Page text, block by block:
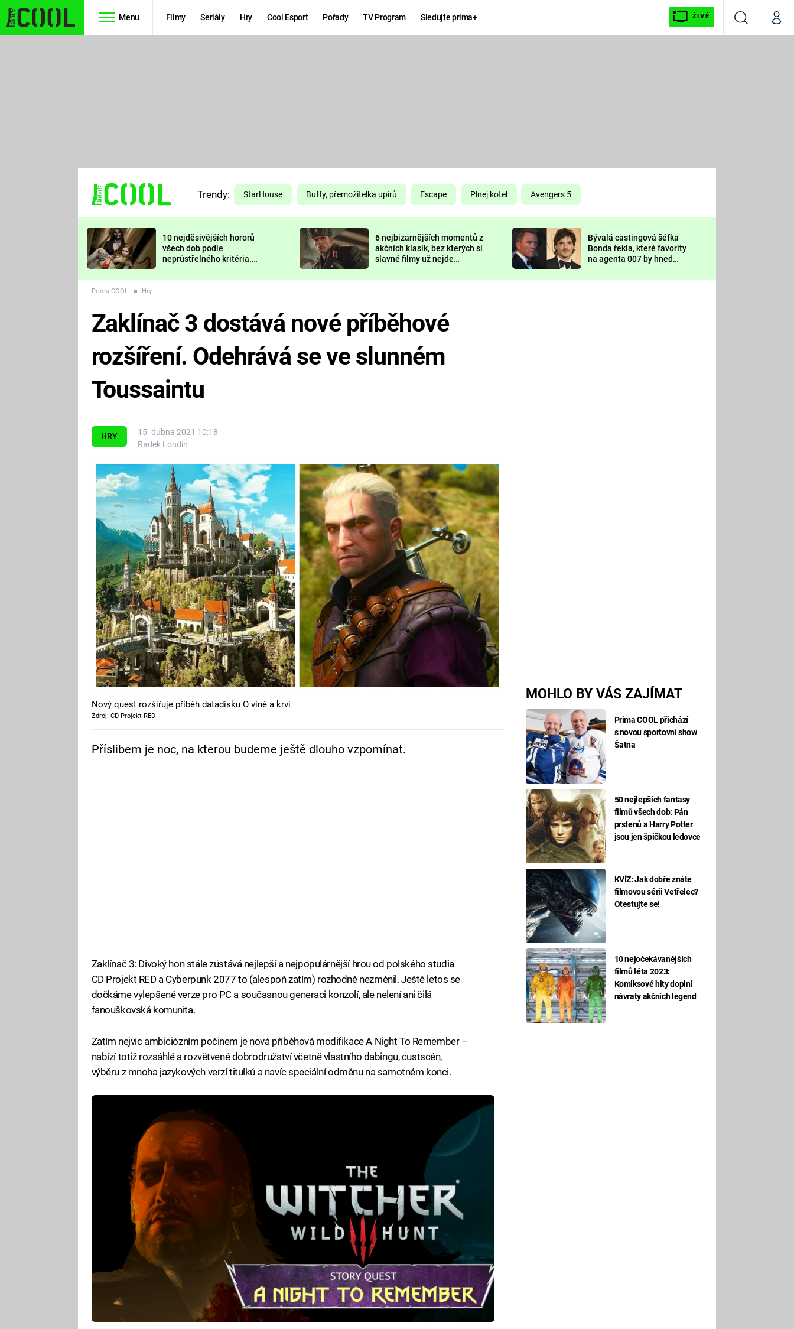
Menu Filmy Seriály Hry Cool Esport Pořady TV Program Sledujte prima+ ŽIVĚ
VyhledáváníMůj
TŘESKU
FUTURAMA
PREDÁTOR
DELIVERANCE
KOMEDIE
CHUCK
NORRIS
DEADPOOL
Prima LAJK
Sledujte nás
Trendy: StarHouse Buffy, přemožitelka upírů Escape Plnej kotel Avengers 5
10 nejděsivějších hororů
všech dob podle
neprůstřelného kritéria.
nejvíc zvednou tep?
6 nejbizarnějších momentů z
akčních klasik, bez kterých si
slavné filmy už nejde
Bývalá castingová šéfka
Bonda řekla, které favority
na agenta 007 by hned
Prima COOL ■ Hry
HRY
15. dubna 2021 10:18
Radek Londin
MOHLO BY VÁS ZAJÍMAT
Prima COOL přichází
s novou sportovní show
Šatna
50 nejlepších fantasy
filmů všech dob: Pán
prstenů a Harry Potter
jsou jen špičkou ledovce
KVÍZ: Jak dobře znáte
filmovou sérii Vetřelec?
Otestujte se!
10 nejočekávanějších
filmů léta 2023:
Komiksové hity doplní
návraty akčních legend
Zaklínač 3 dostává nové příběhové
rozšíření. Odehrává se ve slunném
Toussaintu
Nový quest rozšiřuje příběh datadisku O víně a krvi
Zdroj: CD Projekt RED
Příslibem je noc, na kterou budeme ještě dlouho vzpomínat.
Zaklínač 3: Divoký hon stále zůstává nejlepší a nejpopulárnější hrou od polského studia
CD Projekt RED a Cyberpunk 2077 to (alespoň zatím) rozhodně nezměnil. Ještě letos se
dočkáme vylepšené verze pro PC a současnou generaci konzolí, ale nelení ani čilá
fanouškovská komunita.
Zatím nejvíc ambiciózním počinem je nová příběhová modifikace A Night To Remember –
nabízí totiž rozsáhlé a rozvětvené dobrodružství včetně vlastního dabingu, custscén,
výběru z mnoha jazykových verzí titulků a navíc speciální odměnu na samotném konci.